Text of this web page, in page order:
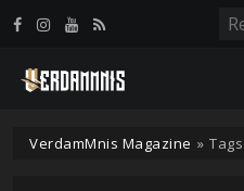
VerdamMnis Magazine » Tags
Panneau de gestion des cookies